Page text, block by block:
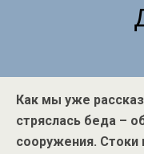
Как мы уже
стряслась беда –
сооружения. Стоки